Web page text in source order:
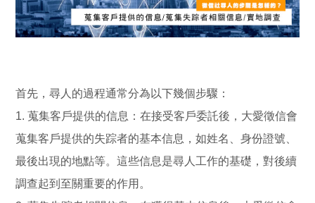
首先，尋人的過程通常分為以下幾個步驟：
1. 蒐集客戶提供的信息：在接受客戶委託後，大愛徵信會
蒐集客戶提供的失踪者的基本信息，如姓名、身份證號、
最後出現的地點等。這些信息是尋人工作的基礎，對後續
調查起到至關重要的作用。